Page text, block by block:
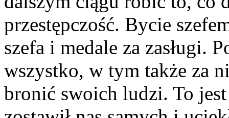
przestępczość. Bycie
szefa i medale za zasługi.
wszystko, w tym także za
bronić swoich ludzi. To